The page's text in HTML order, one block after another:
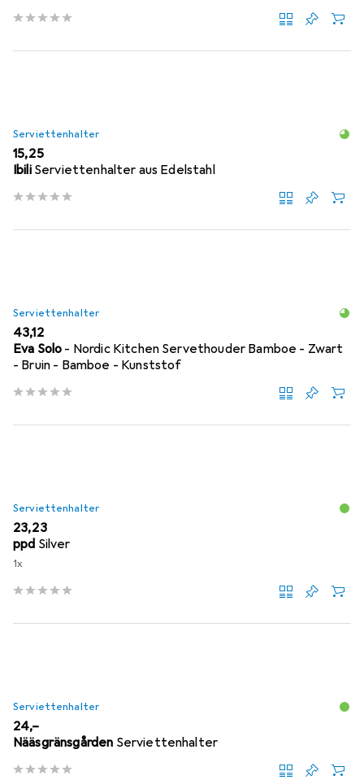
Serviettenhalter
EUR
15,25
Ibili Serviettenhalter aus Edelstahl
Serviettenhalter
EUR
43,12
Eva Solo - Nordic Kitchen Servethouder Bamboe - Zwart
- Bruin - Bamboe - Kunststof
Serviettenhalter
EUR
23,23
ppd Silver
1x
Serviettenhalter
EUR
24,–
Nääsgränsgården Serviettenhalter